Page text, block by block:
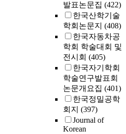
발표논문집 (422)
한국산학기술
학회논문지 (408)
한국자동차공
학회 학술대회 및
전시회 (405)
한국자기학회
학술연구발표회
논문개요집 (401)
한국정밀공학
회지 (397)
Journal of
Korean